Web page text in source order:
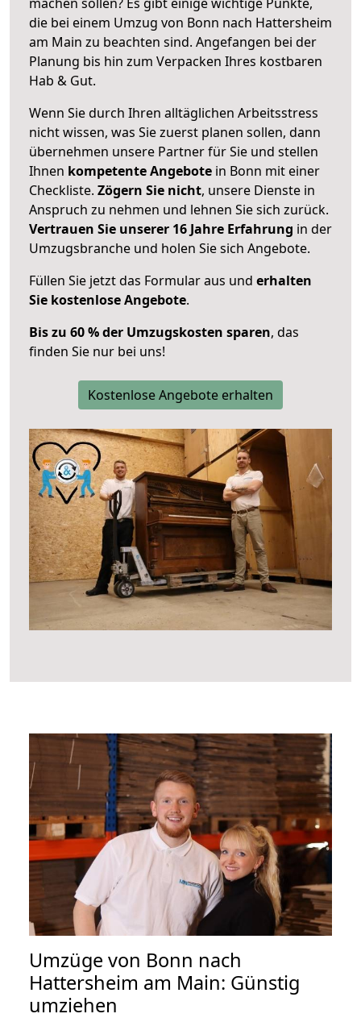
die bei einem Umzug von Bonn nach Hattersheim
am Main zu beachten sind. Angefangen bei der
Planung bis hin zum Verpacken Ihres kostbaren
Hab & Gut.
Wenn Sie durch Ihren alltäglichen Arbeitsstress
nicht wissen, was Sie zuerst planen sollen, dann
übernehmen unsere Partner für Sie und stellen
Ihnen kompetente Angebote in Bonn mit einer
Checkliste. Zögern Sie nicht, unsere Dienste in
Anspruch zu nehmen und lehnen Sie sich zurück.
Vertrauen Sie unserer 16 Jahre Erfahrung in der
Umzugsbranche und holen Sie sich Angebote.
Füllen Sie jetzt das Formular aus und erhalten
Sie kostenlose Angebote.
Bis zu 60 % der Umzugskosten sparen, das
finden Sie nur bei uns!
Kostenlose Angebote erhalten
Umzüge von Bonn nach
Hattersheim am Main: Günstig
umziehen